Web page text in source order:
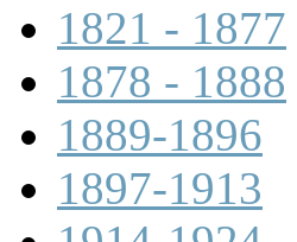
1821 - 1877
1878 - 1888
1889-1896
1897-1913